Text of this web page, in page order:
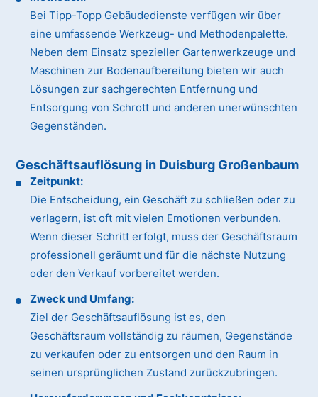
Bei Tipp-Topp Gebäudedienste verfügen wir über
eine umfassende Werkzeug- und Methodenpalette.
Neben dem Einsatz spezieller Gartenwerkzeuge und
Maschinen zur Bodenaufbereitung bieten wir auch
Lösungen zur sachgerechten Entfernung und
Entsorgung von Schrott und anderen unerwünschten
Gegenständen.
Geschäftsauflösung in Duisburg Großenbaum
Zeitpunkt:
Die Entscheidung, ein Geschäft zu schließen oder zu
verlagern, ist oft mit vielen Emotionen verbunden.
Wenn dieser Schritt erfolgt, muss der Geschäftsraum
professionell geräumt und für die nächste Nutzung
oder den Verkauf vorbereitet werden.
Zweck und Umfang:
Ziel der Geschäftsauflösung ist es, den
Geschäftsraum vollständig zu räumen, Gegenstände
zu verkaufen oder zu entsorgen und den Raum in
seinen ursprünglichen Zustand zurückzubringen.